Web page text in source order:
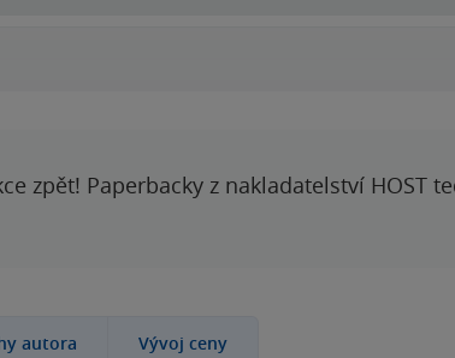
zpět! Paperbacky z nakladatelství HOST
autora Vývoj ceny